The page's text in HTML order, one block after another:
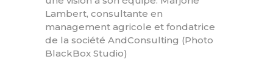
Lambert, consultante en
management agricole et fondatrice
de la société AndConsulting (Photo
BlackBox Studio)